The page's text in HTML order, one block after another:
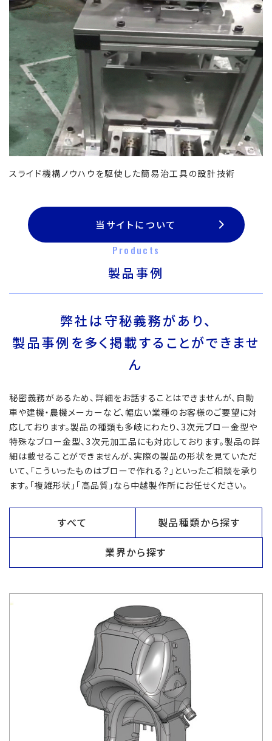
スライド機構ノウハウを駆使した簡易治工具の設計技術
当サイトについて
Products
製品事例
弊社は守秘義務があり、
製品事例を多く掲載することができませ
ん
秘密義務があるため、詳細をお話することはできませんが、自動
車や建機・農機メーカーなど、幅広い業種のお客様のご要望に対
応しております。製品の種類も多岐にわたり、3次元ブロー金型や
特殊なブロー金型、3次元加工品にも対応しております。製品の詳
細は載せることができませんが、実際の製品の形状を見ていただ
いて、「こういったものはブローで作れる？」といったご相談を承り
ます。「複雑形状」「高品質」なら中越製作所にお任せください。
すべて 製品種類から探す
業界から探す